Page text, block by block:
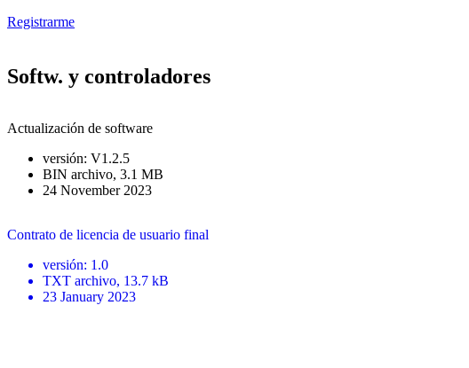
Registrarme
Softw. y controladores
Actualización de software
versión: V1.2.5
BIN archivo, 3.1 MB
24 November 2023
Contrato de licencia de usuario final
versión: 1.0
TXT archivo, 13.7 kB
23 January 2023